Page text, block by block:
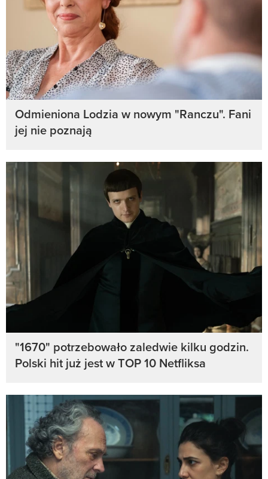
Odmieniona Lodzia w nowym "Ranczu". Fani
jej nie poznają
"1670" potrzebowało zaledwie kilku godzin.
Polski hit już jest w TOP 10 Netfliksa